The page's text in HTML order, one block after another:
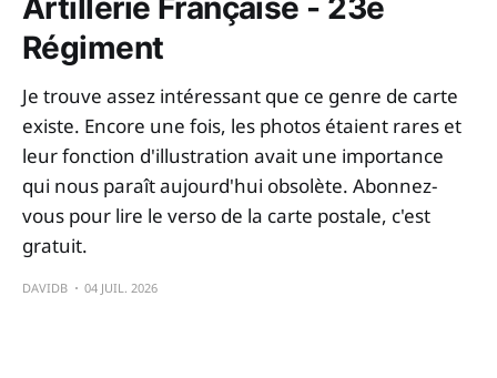
Régiment
Je trouve assez intéressant que ce genre de carte
existe. Encore une fois, les photos étaient rares et
leur fonction d'illustration avait une importance
qui nous paraît aujourd'hui obsolète. Abonnez-
vous pour lire le verso de la carte postale, c'est
gratuit.
DAVIDB 04 JUIL. 2026